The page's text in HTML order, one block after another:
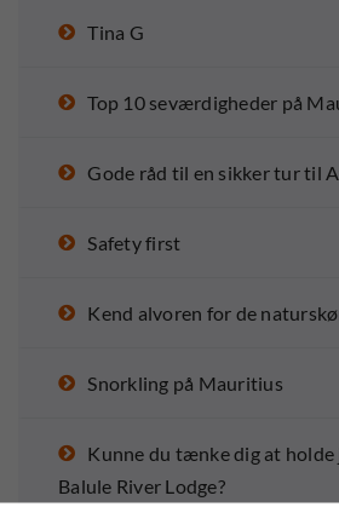
Tina G
Top 10 seværdigheder på
Gode råd til en sikker tur til
Safety first
Kend alvoren for de
Snorkling på Mauritius
Kunne du tænke dig at
Balule River Lodge?